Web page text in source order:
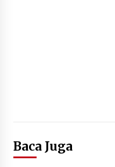
Baca Juga